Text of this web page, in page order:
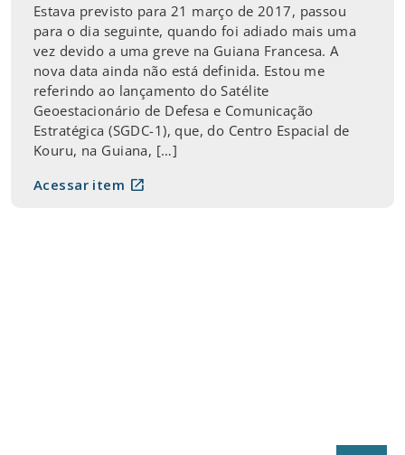
Estava previsto para 21 março de 2017, passou
para o dia seguinte, quando foi adiado mais uma
vez devido a uma greve na Guiana Francesa. A
nova data ainda não está definida. Estou me
referindo ao lançamento do Satélite
Geoestacionário de Defesa e Comunicação
Estratégica (SGDC-1), que, do Centro Espacial de
Kouru, na Guiana, […]
Acessar item open_in_new